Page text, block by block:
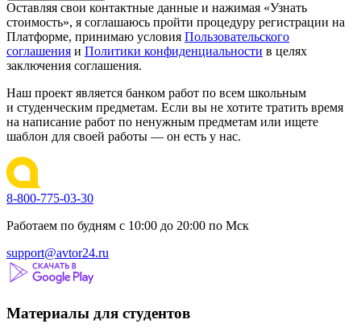
Оставляя свои контактные данные и нажимая «Узнать
стоимость», я соглашаюсь пройти процедуру регистрации на
Платформе, принимаю условия Пользовательского
соглашения и Политики конфиденциальности в целях
заключения соглашения.
Наш проект является банком работ по всем школьным
и студенческим предметам. Если вы не хотите тратить время
на написание работ по ненужным предметам или ищете
шаблон для своей работы — он есть у нас.
8-800-775-03-30
Работаем по будням с 10:00 до 20:00 по Мск
support@avtor24.ru
Материалы для студентов